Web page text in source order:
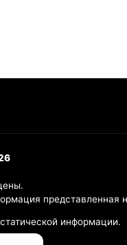
представленная
информации.